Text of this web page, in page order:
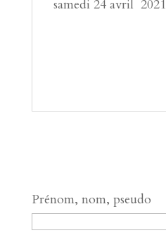
samedi 24 avril 2021
Prénom, nom, pseudo